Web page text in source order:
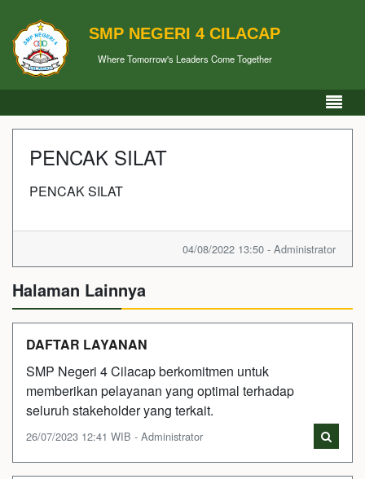
SMP NEGERI 4 CILACAP
Where Tomorrow's Leaders Come Together
PENCAK SILAT
PENCAK SILAT
04/08/2022 13:50 - Administrator
Halaman Lainnya
DAFTAR LAYANAN
SMP Negeri 4 Cilacap berkomitmen untuk
memberikan pelayanan yang optimal terhadap
seluruh stakeholder yang terkait.
26/07/2023 12:41 WIB - Administrator